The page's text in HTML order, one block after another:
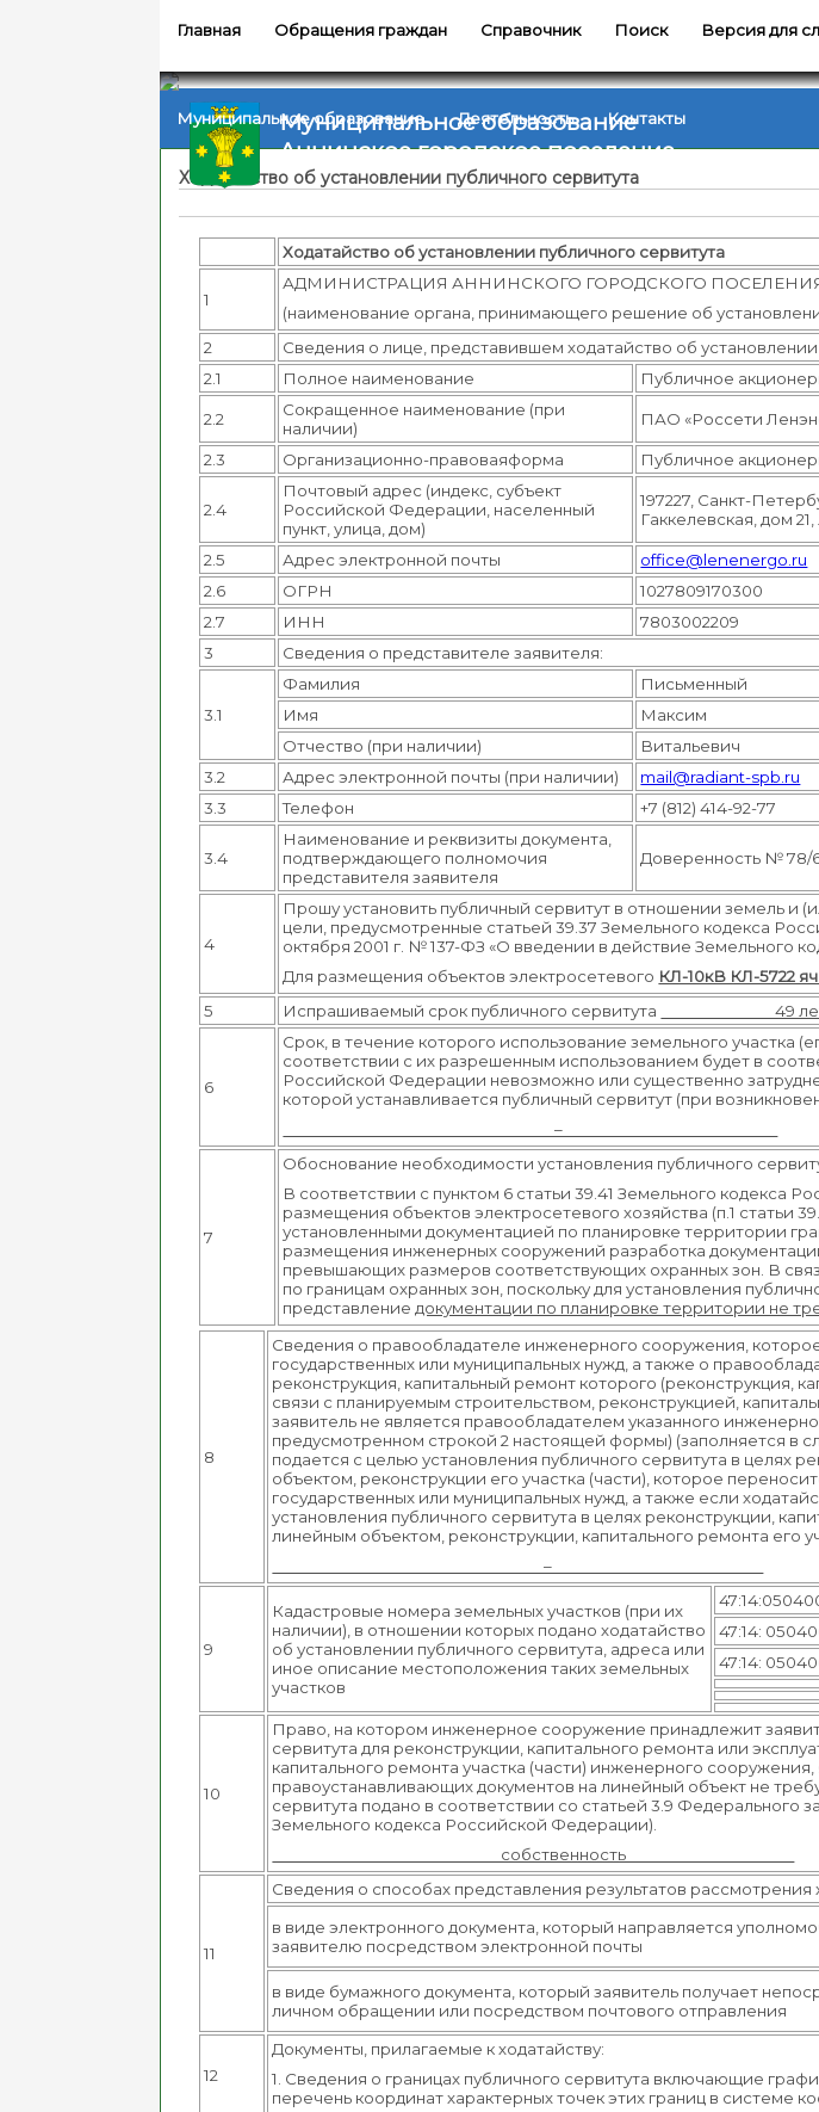
Главная Обращения граждан Справочник Поиск Версия для
Муниципальное образование
Аннинское городское поселение
Муниципальное образование Деятельность Контакты
Ходатайство об установлении публичного сервитута
Ходатайство об установлении публичного сервитута
1
АДМИНИСТРАЦИЯ АННИНСКОГО ГОРОДСКОГО
(наименование органа, принимающего решение об
2
Сведения о лице, представившем ходатайство об установлении
2.1
Полное наименование Публичное
2.2
Сокращенное наименование (при
наличии)
ПАО «Россети
2.3 Организационно-правоваяформа Публичное
2.4
Почтовый адрес (индекс, субъект
Российской Федерации, населенный
пункт, улица, дом)
197227, Санкт-
Гаккелевская, дом
2.5 Адрес электронной почты
office@lenenergo.ru
2.6
ОГРН
1027809170300
2.7
ИНН
7803002209
3
Сведения о представителе заявителя:
3.1
Фамилия
Письменный
Имя
Максим
Отчество (при наличии)
Витальевич
3.2
Адрес электронной почты (при наличии)
mail@radiant-spb.ru
3.3
Телефон +7 (812) 414-92-77
3.4
Наименование и реквизиты документа,
подтверждающего полномочия
представителя заявителя
Доверенность № 78/
4
Прошу установить публичный сервитут в отношении земель и
цели, предусмотренные статьей 39.37 Земельного кодекса
октября 2001 г. № 137-ФЗ «О введении в действие Земельного
Для размещения объектов электросетевого КЛ-10кВ КЛ-5722
5
Испрашиваемый срок публичного сервитута 49
6
Срок, в течение которого использование земельного участка
соответствии с их разрешенным использованием будет в
Российской Федерации невозможно или существенно
которой устанавливается публичный сервитут (при
–
7
Обоснование необходимости установления публичного
В соответствии с пунктом 6 статьи 39.41 Земельного кодекса
размещения объектов электросетевого хозяйства (п.1 статьи
установленными документацией по планировке территории
размещения инженерных сооружений разработка
превышающих размеров соответствующих охранных зон. В
по границам охранных зон, поскольку для установления
представление документации по планировке
8
Сведения о правообладателе инженерного сооружения,
государственных или муниципальных нужд, а также о
реконструкция, капитальный ремонт которого (реконструкция,
связи с планируемым строительством, реконструкцией,
заявитель не является правообладателем указанного
предусмотренном строкой 2 настоящей формы) (заполняется в
подается с целью установления публичного сервитута в
объектом, реконструкции его участка (части), которое
государственных или муниципальных нужд, а также если
установления публичного сервитута в целях реконструкции,
линейным объектом, реконструкции, капитального ремонта его
–
9
Кадастровые номера земельных участков (при их
наличии), в отношении которых подано ходатайство
об установлении публичного сервитута, адреса или
иное описание местоположения таких земельных
участков
47:14:
47:14:
10
Право, на котором инженерное сооружение принадлежит
сервитута для реконструкции, капитального ремонта или
капитального ремонта участка (части) инженерного
правоустанавливающих документов на линейный объект не
сервитута подано в соответствии со статьей 3.9 Федерального
Земельного кодекса Российской Федерации).
собственность
11
Сведения о способах представления результатов рассмотрения
в виде электронного документа, который направляется
заявителю посредством электронной почты
в виде бумажного документа, который заявитель получает
личном обращении или посредством почтового отправления
12
Документы, прилагаемые к ходатайству:
1. Сведения о границах публичного сервитута включающие
перечень координат характерных точек этих границ в системе